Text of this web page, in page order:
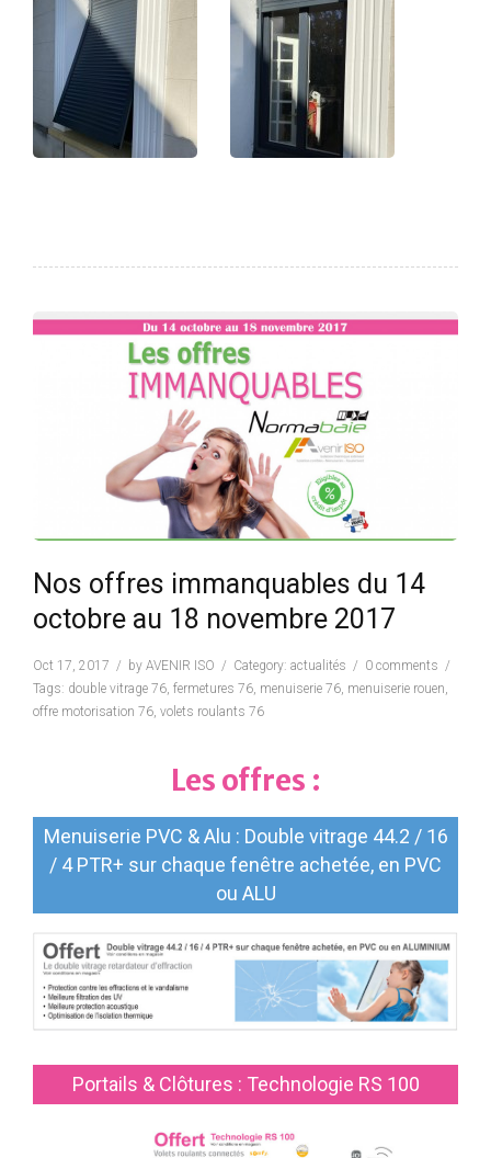
Nos offres immanquables du 14
octobre au 18 novembre 2017
Oct 17, 2017 by AVENIR ISO Category: actualités
0 comments
Tags: double vitrage 76, fermetures 76, menuiserie 76, menuiserie rouen,
offre motorisation 76, volets roulants 76
Les offres :
Menuiserie PVC & Alu : Double vitrage 44.2 / 16
/ 4 PTR+ sur chaque fenêtre achetée, en PVC
ou ALU
Portails & Clôtures : Technologie RS 100